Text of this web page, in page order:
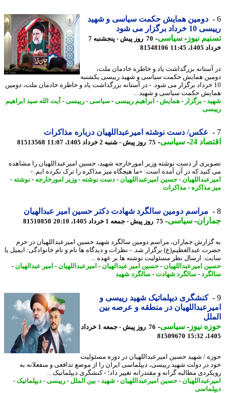
دومین همایش حکمت سیاسی و شهید
برگزار می شود
نیوز-سیاسی-
70 روز پیش - پنجشنبه 7
11:45
81548106
بزرگداشت یاد و خاطره خادمان ملت،
همایش حکمت سیاسی و شهید رییسی یکشنبه
خرداد برگزار می شود. - در آستانه بزرگداشت یاد و خاطره خادمان ملت، دومین
حکمت سیاسی و شهید ...
-برگزار - همایش-ابراهیم رییسی-سیاسی-رییسی-آیت الله سید ابراهیم
عکس/ دست نوشته امیرعبداللهیان درباره مذاکرات
24
-سیاسی-75 روز پیش - شنبه 2 خرداد 1405، 11:07 81513568
از دست نوشته وزیر امورخارجه شهید، حسین امیرعبداللهیان را مشاهده
که در آن آمده است: «ما هیچگاه میز مذاکره را ترک نکرده ایم. -
-حسین امیرعبداللهیان-دست نوشته-وزیر امورخارجه-نوشته-
مذاکره -مذاکرات
مراسم دومین سالگرد شهادت دکتر حسین امیر عبدالهیان
- سیاسی-75 روز پیش - جمعه 1 خرداد 1405، 20:10 81510850
جماران، مراسم دومین سالگرد شهید حسین امیرعبداللهیان در حرم
عبدالعظیم(ع) برگزار شد. - نظرات و دیدگاه ها نام و نام خانوادگی: ایمیل یا
ارسال نظر مسئولیت نوشته ها بر عهده ...
امیرعبداللهیان-حسین امیر عبدالهیان-امیرعبداللهیان-امیر عبدالهیان-
-سالگرد شهادت-سالگرد شهید
کنشگری دیپلماتیک شهید رییسی و
در منطقه و عرصه بین
نیوز-سیاسی-
76 روز پیش - جمعه 1 خرداد
81509670
/ شهید حسین امیرعبداللهیان در دوره مسئولیت
در دولت شهید رییسی، دیپلماسی ایران را از موضع تدافعی و منفعلانه به
مطالبه گرانه و مقتدرانه تغییر داد؛ - کنشگری دیپلماتیک ...
-حسین امیرعبداللهیان-شهید-بین الملل-رییسی-دیپلماتیک-